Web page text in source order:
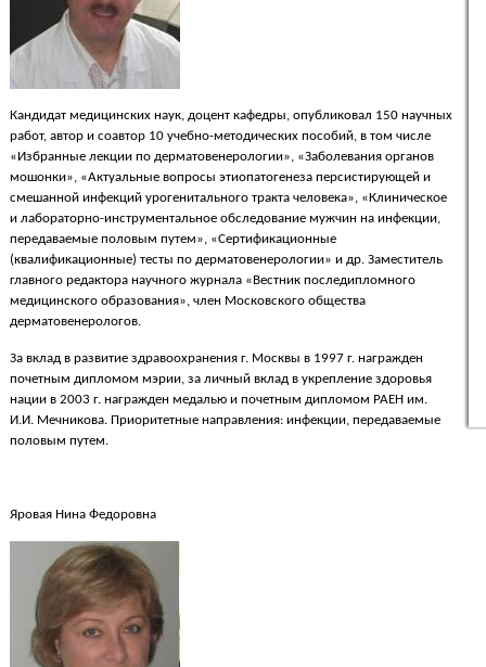
Кандидат медицинских наук, доцент кафедры, опубликовал 150 научных
работ, автор и соавтор 10 учебно-методических пособий, в том числе
«Избранные лекции по дерматовенерологии», «Заболевания органов
мошонки», «Актуальные вопросы этиопатогенеза персистирующей и
смешанной инфекций урогенитального тракта человека», «Клиническое
и лабораторно-инструментальное обследование мужчин на инфекции,
передаваемые половым путем», «Сертификационные
(квалификационные) тесты по дерматовенерологии» и др. Заместитель
главного редактора научного журнала «Вестник последипломного
медицинского образования», член Московского общества
дерматовенерологов.
За вклад в развитие здравоохранения г. Москвы в 1997 г. награжден
почетным дипломом мэрии, за личный вклад в укрепление здоровья
нации в 2003 г. награжден медалью и почетным дипломом РАЕН им.
И.И. Мечникова. Приоритетные направления: инфекции, передаваемые
половым путем.
Яровая Нина Федоровна